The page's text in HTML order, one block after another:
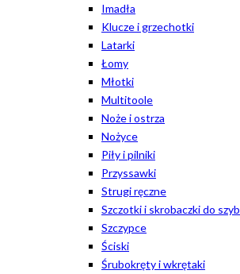
Imadła
Klucze i grzechotki
Latarki
Łomy
Młotki
Multitoole
Noże i ostrza
Nożyce
Piły i pilniki
Przyssawki
Strugi ręczne
Szczotki i skrobaczki do szyb
Szczypce
Ściski
Śrubokręty i wkrętaki